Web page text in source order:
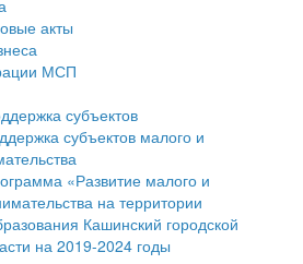
Тверской области
муниципального округа
территориями
граждан
ранее учтенных
субъектов малого и
акты
МСП
субъектов
субъектов малого и
«Развитие малого и
на территории
Кашинский городской
на 2019-2024 годы